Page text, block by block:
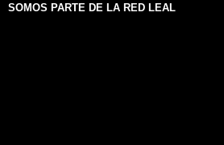
SOMOS PARTE DE LA RED LEAL